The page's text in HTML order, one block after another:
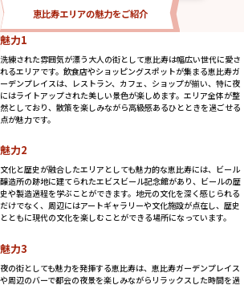
恵比寿エリアの魅力をご紹介
魅力1
洗練された雰囲気が漂う大人の街として恵比寿は幅広い世代に愛さ
れるエリアです。飲食店やショッピングスポットが集まる恵比寿ガ
ーデンプレイスは、レストラン、カフェ、ショップが揃い、特に夜
にはライトアップされた美しい景色が楽しめます。エリア全体が整
然としており、散策を楽しみながら高級感あるひとときを過ごせる
点が魅力です。
魅力2
文化と歴史が融合したエリアとしても魅力的な恵比寿には、ビール
醸造所の跡地に建てられたエビスビール記念館があり、ビールの歴
史や製造過程を学ぶことができます。地元の文化を深く感じられる
だけでなく、周辺にはアートギャラリーや文化施設が点在し、歴史
とともに現代の文化を楽しむことができる場所になっています。
魅力3
夜の街としても魅力を発揮する恵比寿は、恵比寿ガーデンプレイス
や周辺のバーで都会の夜景を楽しみながらリラックスした時間を過